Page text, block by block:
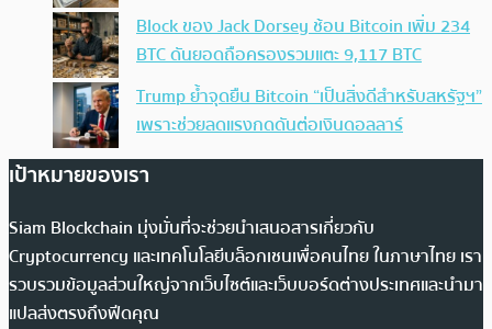
Block ของ Jack Dorsey ช้อน Bitcoin เพิ่ม 234
BTC ดันยอดถือครองรวมแตะ 9,117 BTC
Trump ย้ำจุดยืน Bitcoin “เป็นสิ่งดีสำหรับสหรัฐฯ”
เพราะช่วยลดแรงกดดันต่อเงินดอลลาร์
เป้าหมายของเรา
Siam Blockchain มุ่งมั่นที่จะช่วยนำเสนอสารเกี่ยวกับ
Cryptocurrency และเทคโนโลยีบล็อกเชนเพื่อคนไทย ในภาษาไทย เรา
รวบรวมข้อมูลส่วนใหญ่จากเว็บไซต์และเว็บบอร์ดต่างประเทศและนำมา
แปลส่งตรงถึงฟีดคุณ